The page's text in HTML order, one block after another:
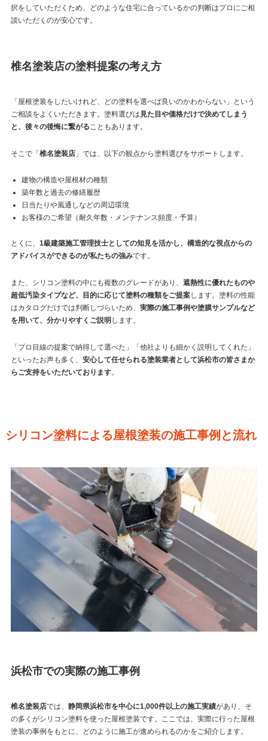
択をしていただくため、どのような住宅に合っているかの判断はプロにご相
談いただくのが安心です。
椎名塗装店の塗料提案の考え方
「屋根塗装をしたいけれど、どの塗料を選べば良いのかわからない」という
ご相談をよくいただきます。塗料選びは 見た目や価格だけで決めてしまう
と、後々の後悔に繋がることもあります。
そこで「 椎名塗装店」では、以下の観点から塗料選びをサポートします。
建物の構造や屋根材の種類
築年数と過去の修繕履歴
日当たりや風通しなどの周辺環境
お客様のご希望（耐久年数・メンテナンス頻度・予算）
とくに、 1級建築施工管理技士としての知見を活かし、構造的な視点からの
アドバイスができるのが私たちの強みです。
また、シリコン塗料の中にも複数のグレードがあり、 遮熱性に優れたものや
超低汚染タイプなど、目的に応じて塗料の種類をご提案します。塗料の性能
はカタログだけでは判断しづらいため、 実際の施工事例や塗膜サンプルなど
を用いて、分かりやすくご説明 します。
「プロ目線の提案で納得して選べた」「他社よりも細かく説明してくれた」
といったお声も多く、 安心して任せられる塗装業者として浜松市の皆さまか
らご支持をいただいております。
シリコン塗料による屋根塗装の施工事例と流れ
浜松市での実際の施工事例
椎名塗装店では、 静岡県浜松市を中心に1,000件以上の施工実績があり、そ
の多くがシリコン塗料を使った屋根塗装です。ここでは、実際に行った屋根
塗装の事例をもとに、どのように施工が進められるのかをご紹介します。